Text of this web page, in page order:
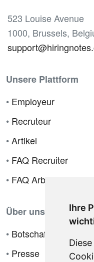
Ihre
523 Louise Avenue
1000, Brussels,
Unsere Plattform
• Employeur
• Recruteur
•Artikel
• FAQ Recruiter
• FAQ Arbeitgeber
Über uns
• Botschafterprogramm
• Presse